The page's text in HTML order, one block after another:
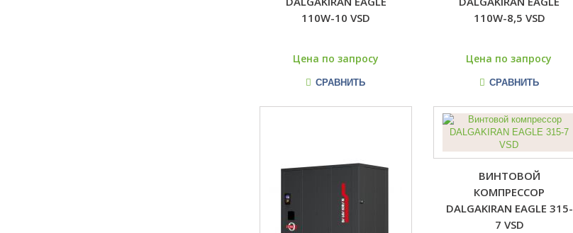
110W-10 VSD
Цена по запросу
СРАВНИТЬ
110W-8,5 VSD
Цена по запросу
СРАВНИТЬ
ВИНТОВОЙ
КОМПРЕССОР
DALGAKIRAN EAGLE 315-
7 VSD